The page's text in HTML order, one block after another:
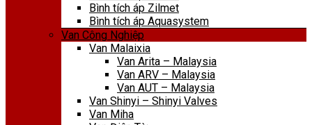
Bình tích áp Zilmet
Bình tích áp Aquasystem
Van Công Nghiệp
Van Malaixia
Van Arita – Malaysia
Van ARV – Malaysia
Van AUT – Malaysia
Van Shinyi – Shinyi Valves
Van Miha